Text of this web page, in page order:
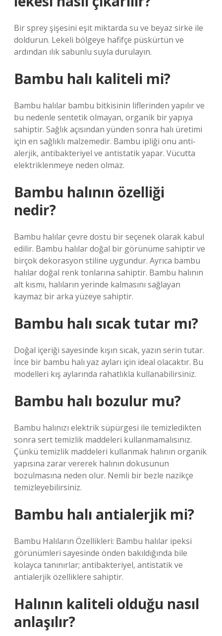
Bir sprey şişesini eşit miktarda su ve beyaz sirke ile
doldurun. Lekeli bölgeye hafifçe püskürtün ve
ardından ılık sabunlu suyla durulayın.
Bambu halı kaliteli mi?
Bambu halılar bambu bitkisinin liflerinden yapılır ve
bu nedenle sentetik olmayan, organik bir yapıya
sahiptir. Sağlık açısından yünden sonra halı üretimi
için en sağlıklı malzemedir. Bambu ipliği onu anti-
alerjik, antibakteriyel ve antistatik yapar. Vücutta
elektriklenmeye neden olmaz.
Bambu halının özelliği
nedir?
Bambu halılar çevre dostu bir seçenek olarak kabul
edilir. Bambu halılar doğal bir görünüme sahiptir ve
birçok dekorasyon stiline uygundur. Ayrıca bambu
halılar doğal renk tonlarına sahiptir. Bambu halının
alt kısmı, halıların yerinde kalmasını sağlayan
kaymaz bir arka yüzeye sahiptir.
Bambu halı sıcak tutar mı?
Doğal içeriği sayesinde kışın sıcak, yazın serin tutar.
İnce bir bambu halı yaz ayları için ideal olacaktır. Bu
modelleri kış aylarında rahatlıkla kullanabilirsiniz.
Bambu halı bozulur mu?
Bambu halınızı elektrik süpürgesi ile temizledikten
sonra sert temizlik maddeleri kullanmamalısınız.
Çünkü temizlik maddeleri kullanmak halının organik
yapısına zarar vererek halının dokusunun
bozulmasına neden olur. Nemli bir bezle nazikçe
temizleyebilirsiniz.
Bambu halı antialerjik mi?
Bambu Halıların Özellikleri: Bambu halılar ipeksi
görünümleri sayesinde önden bakıldığında bile
kolayca tanınırlar; antibakteriyel, antistatik ve
antialerjik özelliklere sahiptir.
Halının kaliteli olduğu nasıl
anlaşılır?